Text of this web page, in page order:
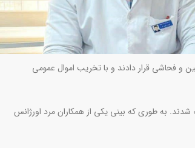
و فحاشی قرار دادند و با تخریب اموال عمومی
شدند. به طوری که بینی یکی از همکاران مرد اورژانس